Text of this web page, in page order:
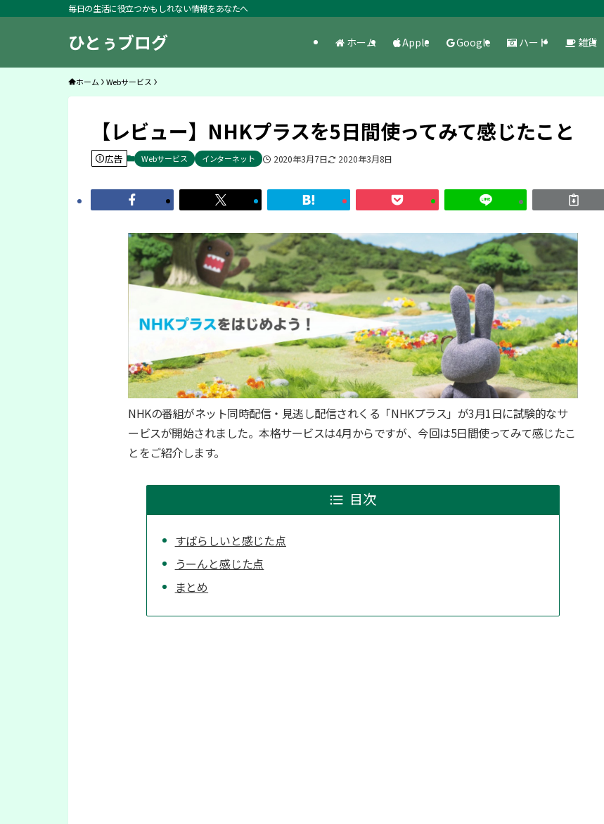
毎日の生活に役立つかもしれない情報をあなたへ
ひとぅブログ ホーム Apple Google ハード 雑貨
ホーム Webサービス
【レビュー】NHKプラスを5日間使ってみて感じたこと
広告 Webサービス インターネット 2020年3月7日 2020年3月8日
NHKの番組がネット同時配信・見逃し配信されくる「NHKプラス」が3月1日に試験的なサ
ービスが開始されました。本格サービスは4月からですが、今回は5日間使ってみて感じたこ
とをご紹介します。
目次
すばらしいと感じた点
うーんと感じた点
まとめ